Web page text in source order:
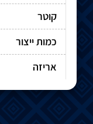
קוטר
כמות ייצור
אריזה